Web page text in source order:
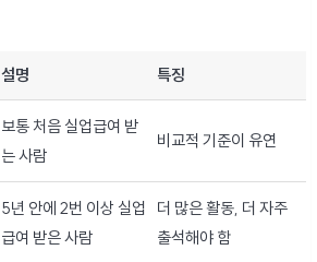
설명 특징
보통 처음 실업급여 받
는 사람
비교적 기준이 유연
5년 안에 2번 이상 실업
급여 받은 사람
더 많은 활동, 더 자주
출석해야 함